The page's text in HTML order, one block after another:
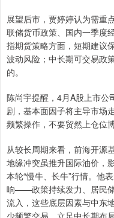
展望后市，贾婷婷认为需重
联储货币政策、国内一季度
指期货策略方面，短期建议
波动风险；中长期可交易政
的。
陈尚宇提醒，4月A股上市公
剧，基本面因子将主导市场
频繁操作，不要贸然上仓位
从较长周期来看，前海开源
地缘冲突虽推升国际油价，
本轮“慢牛、长牛”行情。他
响——政策持续发力、居民
流入，这些底层因素与中东
少频繁交易，立足中长期布